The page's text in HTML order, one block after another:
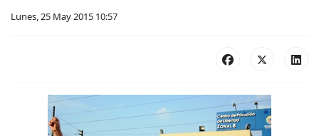
Lunes, 25 May 2015 10:57